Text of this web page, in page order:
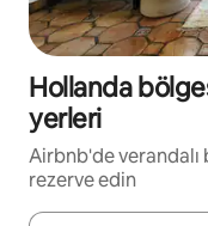
Hollanda
yerleri
Airbnb'de verandalı
rezerve edin